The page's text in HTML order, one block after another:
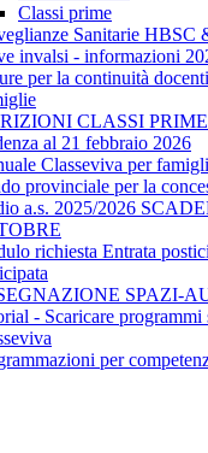
Classi prime
Sanitarie HBSC
invalsi - informazioni
per la continuità
CLASSI
al 21 febbraio 2026
Classeviva per
provinciale per la
a.s. 2025/2026
richiesta Entrata
SPAZI-
- Scaricare programmi
per